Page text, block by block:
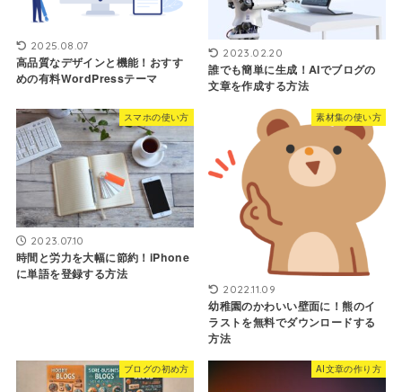
2025.08.07
高品質なデザインと機能！おすす
めの有料WordPressテーマ
2023.02.20
誰でも簡単に生成！AIでブログの
文章を作成する方法
スマホの使い方
2023.07.10
時間と労力を大幅に節約！iPhone
に単語を登録する方法
素材集の使い方
2022.11.09
幼稚園のかわいい壁面に！熊のイ
ラストを無料でダウンロードする
方法
ブログの初め方 AI文章の作り方